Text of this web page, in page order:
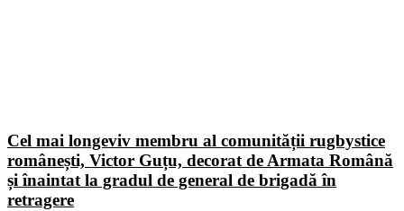
Cel mai longeviv membru al comunității rugbystice
românești, Victor Guțu, decorat de Armata Română
și înaintat la gradul de general de brigadă în
retragere